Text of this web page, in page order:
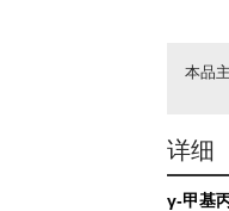
本品
详细
γ-甲基